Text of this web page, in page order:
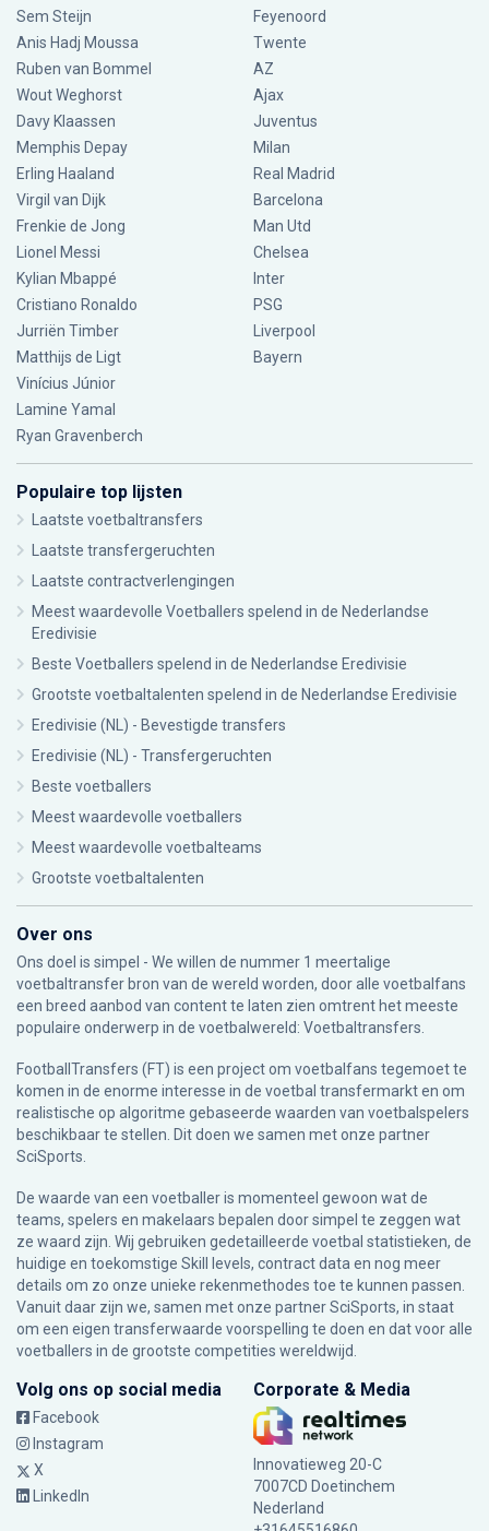
Sem Steijn
Anis Hadj Moussa
Ruben van Bommel
Wout Weghorst
Davy Klaassen
Memphis Depay
Erling Haaland
Virgil van Dijk
Frenkie de Jong
Lionel Messi
Kylian Mbappé
Cristiano Ronaldo
Jurriën Timber
Matthijs de Ligt
Vinícius Júnior
Lamine Yamal
Ryan Gravenberch
Feyenoord
Twente
AZ
Ajax
Juventus
Milan
Real Madrid
Barcelona
Man Utd
Chelsea
Inter
PSG
Liverpool
Bayern
Populaire top lijsten
Laatste voetbaltransfers
Laatste transfergeruchten
Laatste contractverlengingen
Meest waardevolle Voetballers spelend in de Nederlandse
Eredivisie
Beste Voetballers spelend in de Nederlandse Eredivisie
Grootste voetbaltalenten spelend in de Nederlandse Eredivisie
Eredivisie (NL) - Bevestigde transfers
Eredivisie (NL) - Transfergeruchten
Beste voetballers
Meest waardevolle voetballers
Meest waardevolle voetbalteams
Grootste voetbaltalenten
Over ons
Ons doel is simpel - We willen de nummer 1 meertalige
voetbaltransfer bron van de wereld worden, door alle voetbalfans
een breed aanbod van content te laten zien omtrent het meeste
populaire onderwerp in de voetbalwereld: Voetbaltransfers.
FootballTransfers (FT) is een project om voetbalfans tegemoet te
komen in de enorme interesse in de voetbal transfermarkt en om
realistische op algoritme gebaseerde waarden van voetbalspelers
beschikbaar te stellen. Dit doen we samen met onze partner
SciSports
De waarde van een voetballer is momenteel gewoon wat de
teams, spelers en makelaars bepalen door simpel te zeggen wat
ze waard zijn. Wij gebruiken gedetailleerde voetbal statistieken, de
huidige en toekomstige Skill levels, contract data en nog meer
details om zo onze unieke rekenmethodes toe te kunnen passen.
Vanuit daar zijn we, samen met onze partner SciSports, in staat
om een eigen transferwaarde voorspelling te doen en dat voor alle
voetballers in de grootste competities wereldwijd.
Volg ons op social media
Facebook
Instagram
X
LinkedIn
Corporate & Media
Innovatieweg 20-C
7007CD Doetinchem
Nederland